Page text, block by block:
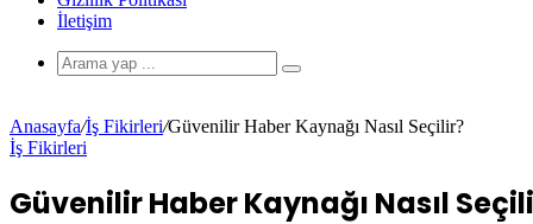
İletişim
Anasayfa/İş Fikirleri/Güvenilir Haber Kaynağı Nasıl Seçilir?
İş Fikirleri
Güvenilir Haber Kaynağı Nasıl